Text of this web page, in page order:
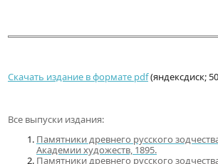
Скачать издание в формате pdf(яндексдиск;
Все выпуски издания:
Памятники древнего русского
Академии художеств, 1895.
Памятники древнего русского